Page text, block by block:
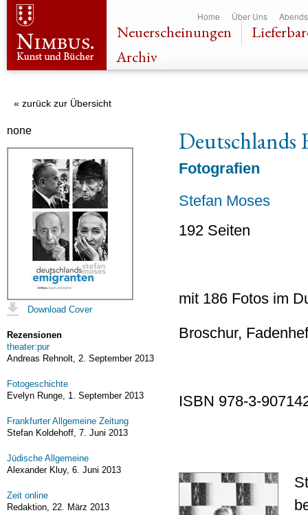
Home Über Uns
Neuerscheinungen
Archiv
none
Download Cover
Rezensionen
theater:pur
Andreas Rehnolt, 2. September 2013
Fotogeschichte
Evelyn Runge, 1. September 2013
Frankfurter Allgemeine Zeitung
Stefan Koldehoff, 7. Juni 2013
Jüdische Allgemeine
Alexander Kluy, 6. Juni 2013
Zeit online
Redaktion, 22. März 2013
« zurück zur Übersicht
Deutschlands
Fotografien
Stefan Moses
192 Seiten
mit 186 Fotos im
Broschur,
ISBN 978-3-